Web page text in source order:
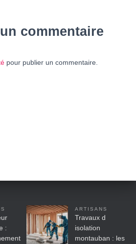
commentaire
pour publier un commentaire.
:
ARTISANS
Travaux d
isolation
montauban : les